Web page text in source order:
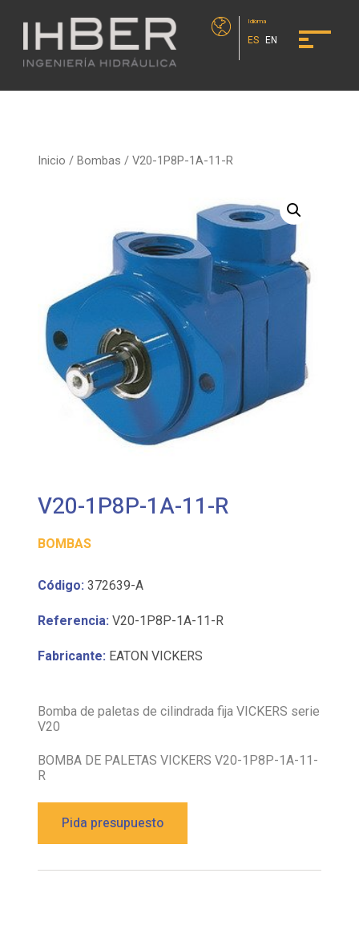
Idioma
ES EN
Inicio /Bombas / V20-1P8P-1A-11-R
V20-1P8P-1A-11-R
BOMBAS
Código: 372639-A
Referencia: V20-1P8P-1A-11-R
Fabricante: EATON VICKERS
Bomba de paletas de cilindrada fija VICKERS serie
V20
BOMBA DE PALETAS VICKERS V20-1P8P-1A-11-
R
Pida presupuesto